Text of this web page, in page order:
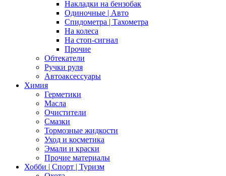
Накладки на бензобак
Одиночные | Авто
Спидометра | Тахометра
На колеса
На стоп-сигнал
Прочие
Обтекатели
Ручки руля
Автоаксессуары
Химия
Герметики
Масла
Очистители
Смазки
Тормозные жидкости
Уход и косметика
Эмали и краски
Прочие материалы
Хобби | Cпорт | Туризм